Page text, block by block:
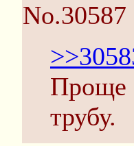
No.30587
Проще
трубу.